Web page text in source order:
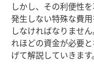
しかし、その利便性
発生しない特殊な費
しなければなりませ
れほどの資金が必要
げて解説していきます。